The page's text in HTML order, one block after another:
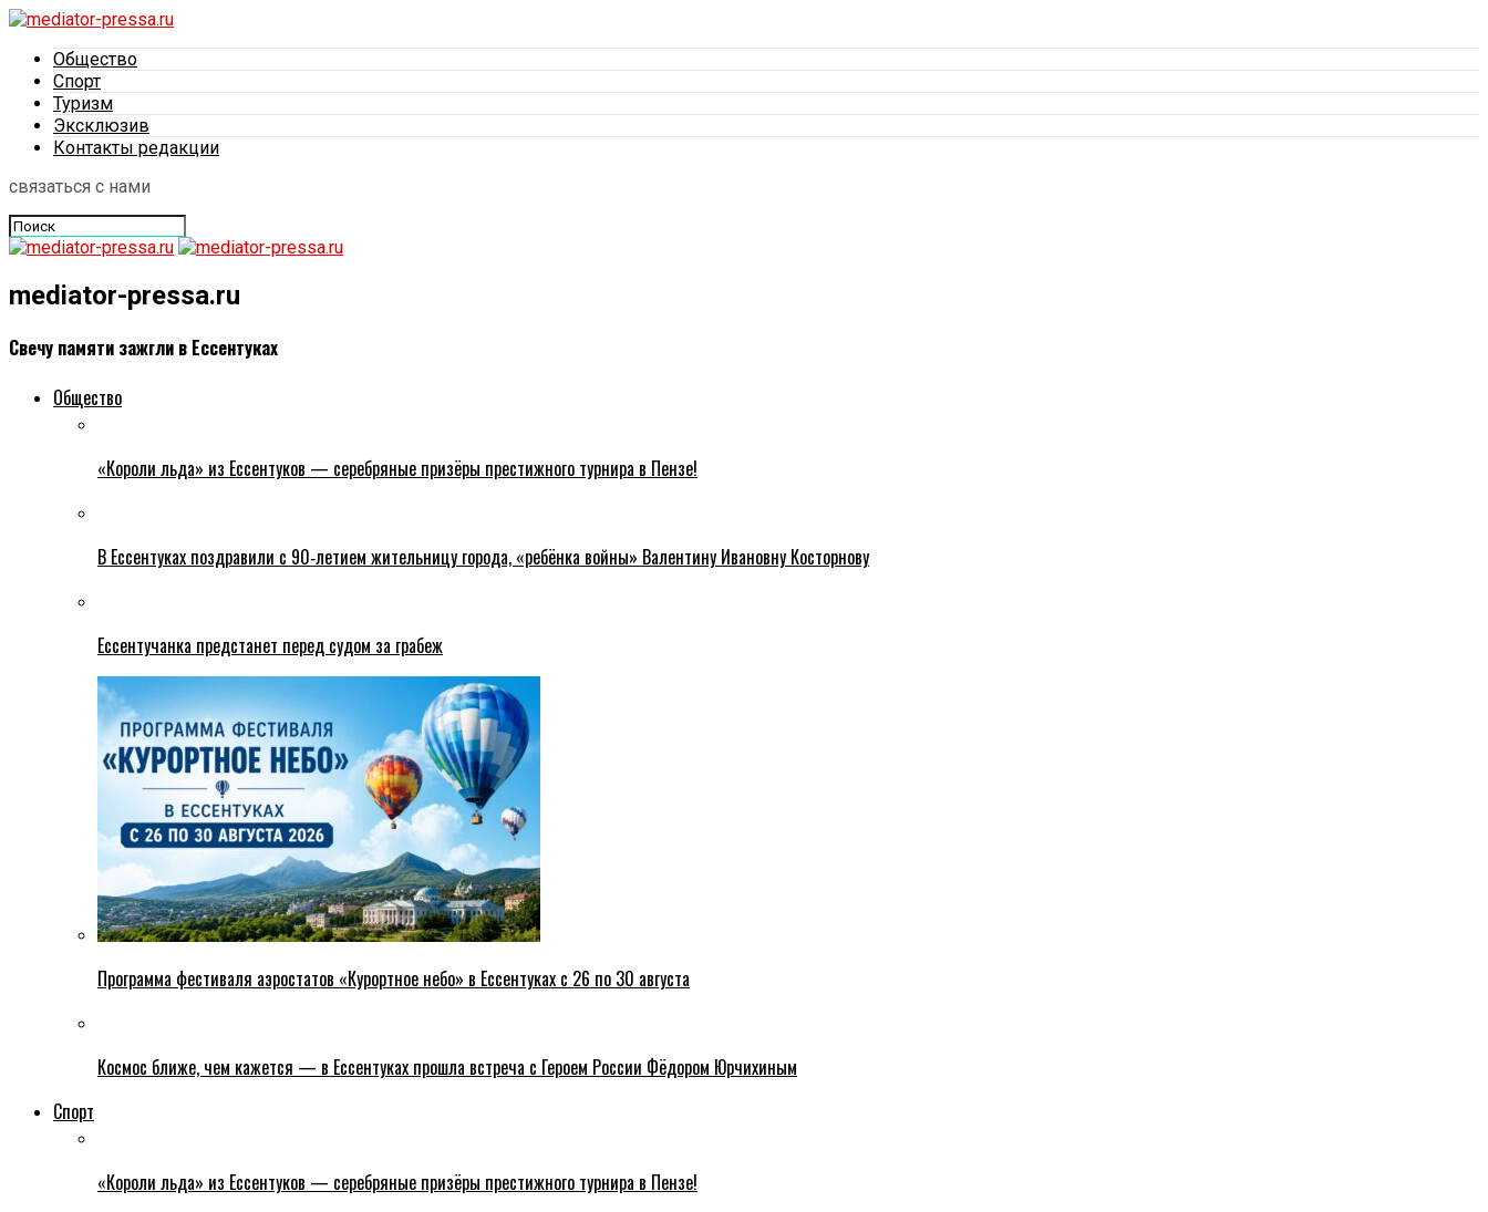
Общество
Спорт
Туризм
Эксклюзив
Контакты редакции
связаться с нами
mediator-pressa.ru
Свечу памяти зажгли в Ессентуках
Общество
«Короли льда» из Ессентуков — серебряные призёры престижного турнира в Пензе!
В Ессентуках поздравили с 90‑летием жительницу города, «ребёнка войны» Валентину Ивановну Косторнову
Ессентучанка предстанет перед судом за грабеж
Программа фестиваля аэростатов «Курортное небо» в Ессентуках с 26 по 30 августа
Космос ближе, чем кажется — в Ессентуках прошла встреча с Героем России Фёдором Юрчихиным
Спорт
«Короли льда» из Ессентуков — серебряные призёры престижного турнира в Пензе!